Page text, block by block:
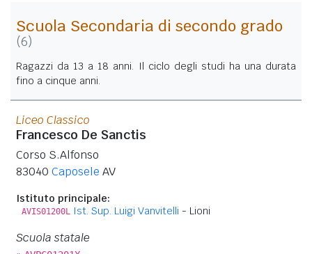
Scuola Secondaria di secondo grado
(6)
Ragazzi da 13 a 18 anni. Il ciclo degli studi ha una durata
fino a cinque anni.
Liceo Classico
Francesco De Sanctis
Corso S.Alfonso
83040 Caposele AV
Istituto principale:
AVIS01200L Ist. Sup. Luigi Vanvitelli - Lioni
Scuola statale